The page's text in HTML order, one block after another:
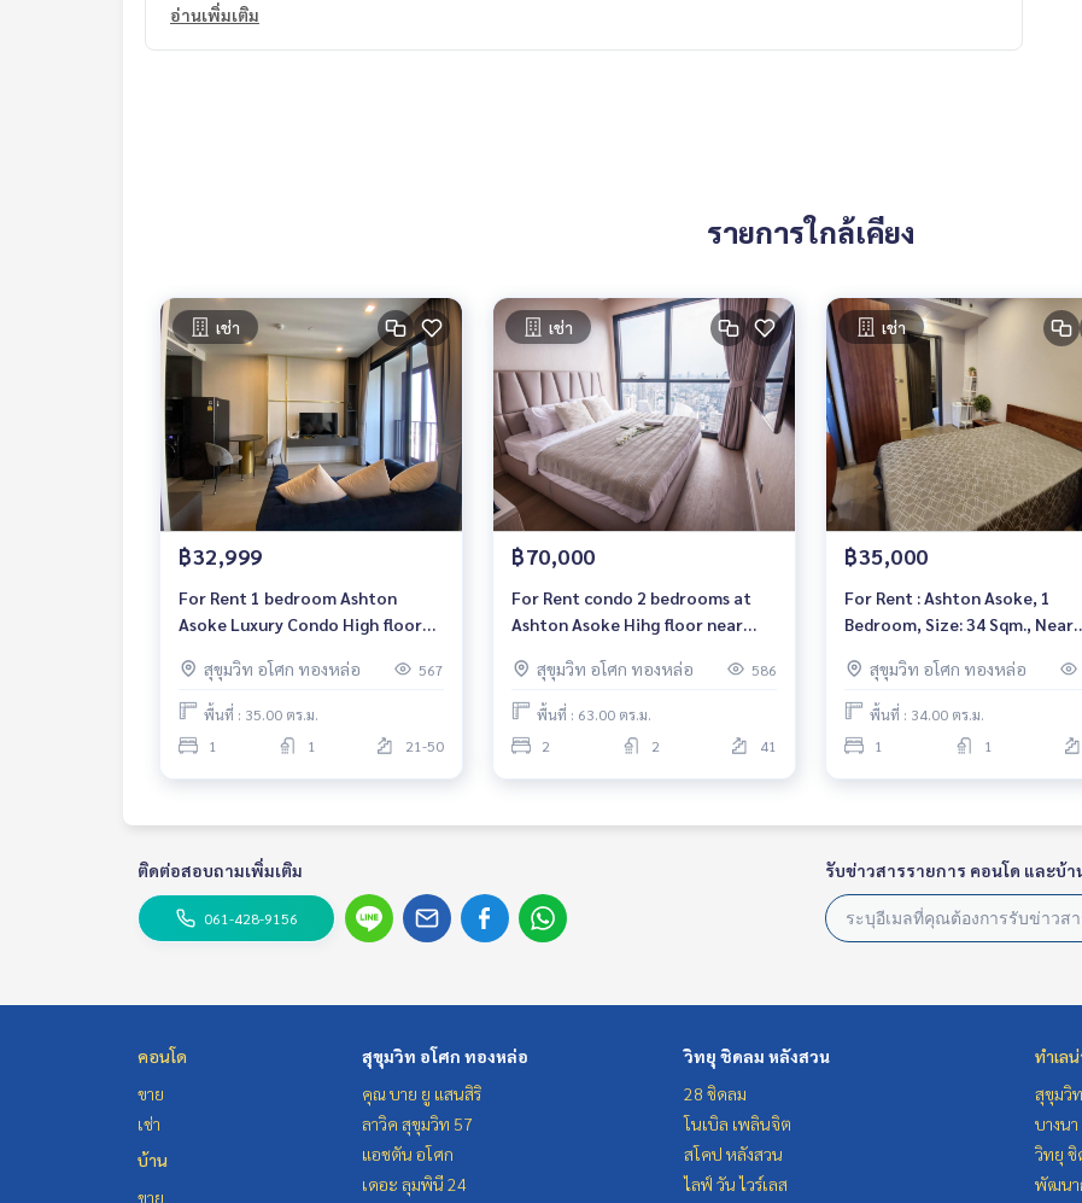
My Celebrity Co., Ltd. Real Estate Agency, Service You Can Trust
อ่านเพิ่มเติม
รายการใกล้เคียง
เช่า
฿32,999
For Rent 1 bedroom Ashton
Asoke Luxury Condo High floor
Ready to move in
สุขุมวิท อโศก ทองหล่อ 567
พื้นที่ : 35.00 ตร.ม.
1
1 21-50
เช่า
฿70,000
For Rent condo 2 bedrooms at
Ashton Asoke Hihg floor near
to move in Rental 70,000 THB.
สุขุมวิท อโศก ทองหล่อ 586
พื้นที่ : 63.00 ตร.ม.
2
2 41
เช่า
฿35,000
For Rent : Ashton Asoke, 1
Bedroom, Size: 34 Sqm., Near
furnished, ready to move in.
สุขุมวิท อโศก ทองหล่อ
พื้นที่ : 34.00 ตร.ม.
1
1
ติดต่อสอบถามเพิ่มเติม
061-428-9156
รับข่าวสารรายการ คอนโด และบ้า
คอนโด
ขาย
เช่า
บ้าน
ขาย
สุขุมวิท อโศก ทองหล่อ
คุณ บาย ยู แสนสิริ
ลาวิค สุขุมวิท 57
แอชตัน อโศก
เดอะ ลุมพินี 24
วิทยุ ชิดลม หลังสวน
28 ชิดลม
โนเบิล เพลินจิต
สโคป หลังสวน
ไลฟ์ วัน ไวร์เลส
ทำเล
สุขุมวิ
บางนา
วิทยุ ชิ
พัฒนา